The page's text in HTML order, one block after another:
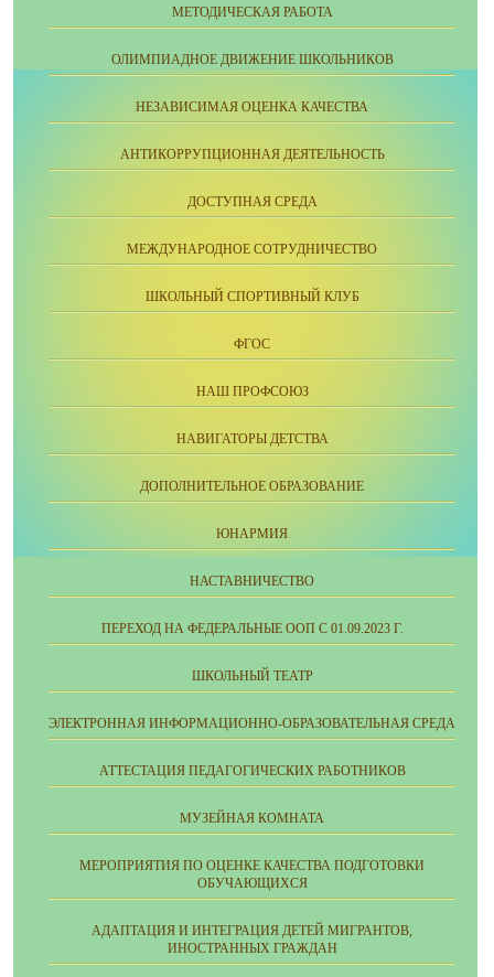
МЕТОДИЧЕСКАЯ РАБОТА
ОЛИМПИАДНОЕ ДВИЖЕНИЕ ШКОЛЬНИКОВ
НЕЗАВИСИМАЯ ОЦЕНКА КАЧЕСТВА
АНТИКОРРУПЦИОННАЯ ДЕЯТЕЛЬНОСТЬ
ДОСТУПНАЯ СРЕДА
МЕЖДУНАРОДНОЕ СОТРУДНИЧЕСТВО
ШКОЛЬНЫЙ СПОРТИВНЫЙ КЛУБ
ФГОС
НАШ ПРОФСОЮЗ
НАВИГАТОРЫ ДЕТСТВА
ДОПОЛНИТЕЛЬНОЕ ОБРАЗОВАНИЕ
ЮНАРМИЯ
НАСТАВНИЧЕСТВО
ПЕРЕХОД НА ФЕДЕРАЛЬНЫЕ ООП С 01.09.2023 Г.
ШКОЛЬНЫЙ ТЕАТР
ЭЛЕКТРОННАЯ ИНФОРМАЦИОННО-ОБРАЗОВАТЕЛЬНАЯ СРЕДА
АТТЕСТАЦИЯ ПЕДАГОГИЧЕСКИХ РАБОТНИКОВ
МУЗЕЙНАЯ КОМНАТА
МЕРОПРИЯТИЯ ПО ОЦЕНКЕ КАЧЕСТВА ПОДГОТОВКИ
ОБУЧАЮЩИХСЯ
АДАПТАЦИЯ И ИНТЕГРАЦИЯ ДЕТЕЙ МИГРАНТОВ,
ИНОСТРАННЫХ ГРАЖДАН